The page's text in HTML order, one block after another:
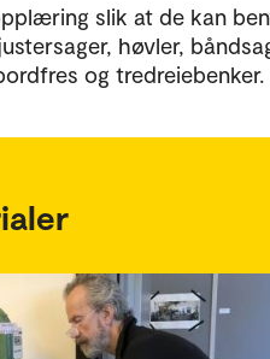
slik at de kan
høvler,
og